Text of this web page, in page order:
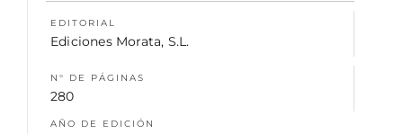
EDITORIAL
Ediciones Morata, S.L.
N° DE PÁGINAS
280
AÑO DE EDICIÓN